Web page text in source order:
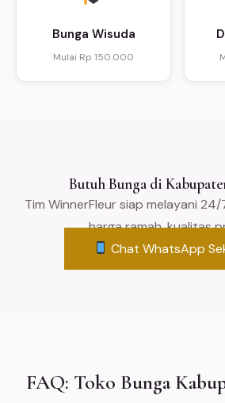
Bunga Wisuda
Mulai Rp 150.000
Butuh Bunga di
Tim WinnerFleur siap melayani
harga ramah, kualitas
Chat WhatsApp
FAQ: Toko Bunga